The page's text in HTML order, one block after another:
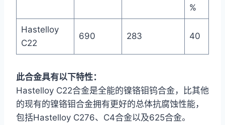
%
Hastelloy
C22
690 283 40
此合金具有以下特性：
Hastelloy C22合金是全能的镍铬钼钨合金，比其他
的现有的镍铬钼合金拥有更好的总体抗腐蚀性能，
包括Hastelloy C276、C4合金以及625合金。